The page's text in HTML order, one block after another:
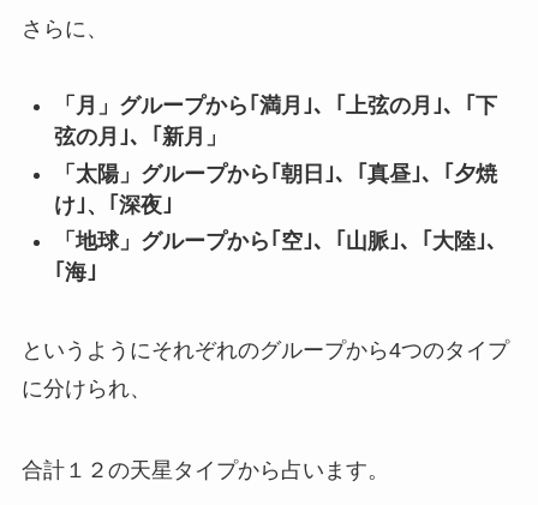
さらに、
「月」グループから｢満月｣、｢上弦の月｣、｢下
弦の月｣、｢新月」
「太陽」グループから｢朝日｣、｢真昼｣、｢夕焼
け｣、｢深夜｣
「地球」グループから｢空｣、｢山脈｣、｢大陸｣、
｢海｣
というようにそれぞれのグループから4つのタイプ
に分けられ、
合計１２の天星タイプから占います。